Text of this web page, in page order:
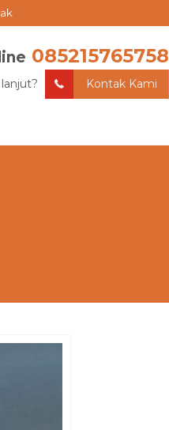
085215765758
Kontak Kami